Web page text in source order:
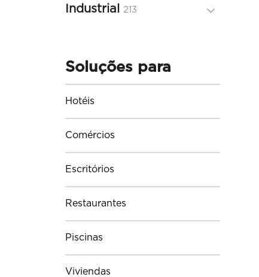
Industrial 213
Soluções para
Hotéis
Comércios
Escritórios
Restaurantes
Piscinas
Viviendas